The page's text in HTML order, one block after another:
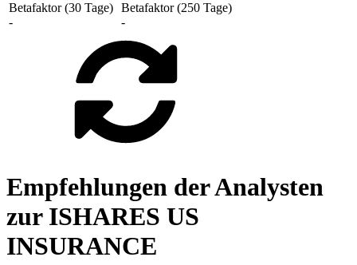
Betafaktor (30 Tage)
-
Betafaktor (250 Tage)
-
Empfehlungen der Analysten
zur ISHARES US
INSURANCE